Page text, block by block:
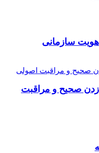
هویت سازمانی
صحیح و مراقبت